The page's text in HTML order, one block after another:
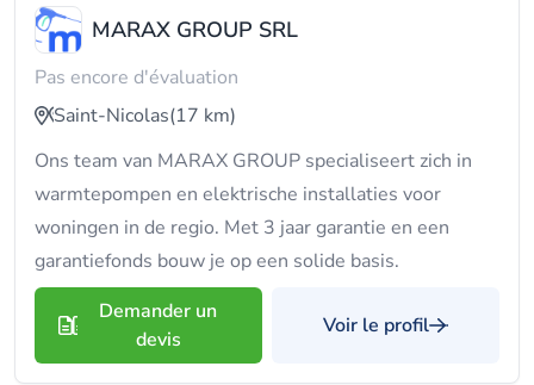
MARAX GROUP SRL
Pas encore d'évaluation
Saint-Nicolas(17 km)
Ons team van MARAX GROUP specialiseert zich in
warmtepompen en elektrische installaties voor
woningen in de regio. Met 3 jaar garantie en een
garantiefonds bouw je op een solide basis.
Demander un
devis
Voir le profil